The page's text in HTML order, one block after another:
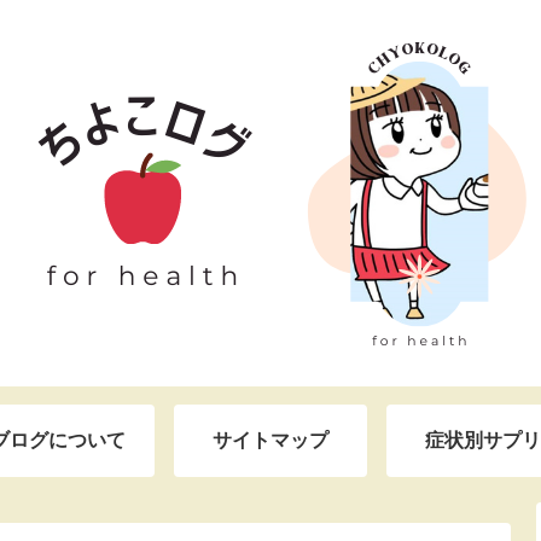
ログについて サイトマップ 症状別サプリ